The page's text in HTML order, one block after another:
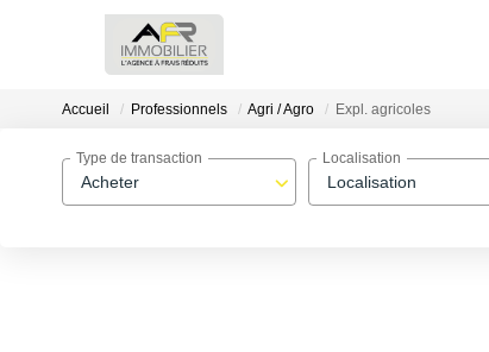
Accueil Professionnels Agri / Agro Expl. agricoles
Acheter
Type de transaction
Localisation
Localisation